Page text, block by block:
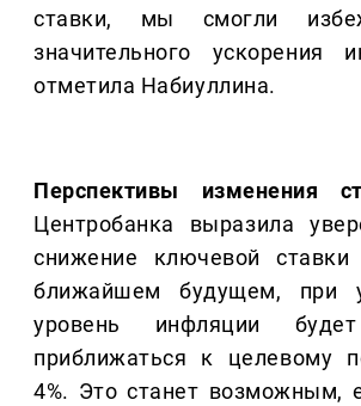
ставки, мы смогли
значительного ускорения
отметила Набиуллина.
Перспективы изменения
Центробанка выразила
снижение ключевой
ближайшем будущем, при
уровень инфляции
приближаться к целевому
4%. Это станет возможным,